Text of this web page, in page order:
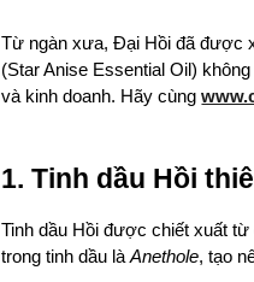
Từ ngàn xưa, Đại Hồi đã được
(Star Anise Essential Oil)
và kinh doanh. Hãy cùng
1. Tinh dầu Hồi
Tinh dầu Hồi được chiết xuất
trong tinh dầu làAnethole, tạo